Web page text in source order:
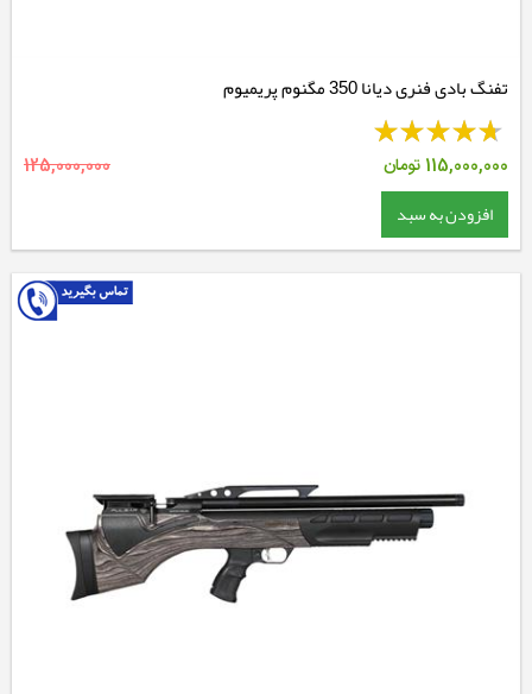
تفنگ بادی فنری دیانا 350 مگنوم پریمیوم
115,000,000 تومان 125,000,000
افزودن به سبد